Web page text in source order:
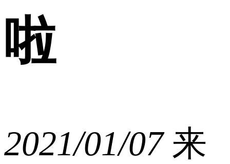
啦
2021/01/07来